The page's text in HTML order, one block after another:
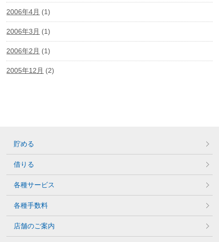
2006年4月 (1)
2006年3月 (1)
2006年2月 (1)
2005年12月 (2)
貯める
借りる
各種サービス
各種手数料
店舗のご案内